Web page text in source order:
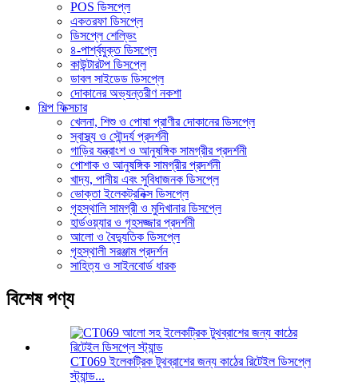
POS ডিসপ্লে
একতরফা ডিসপ্লে
ডিসপ্লে শেল্ভিং
৪-পার্শ্বযুক্ত ডিসপ্লে
কাউন্টারটপ ডিসপ্লে
ডাবল সাইডেড ডিসপ্লে
দোকানের অভ্যন্তরীণ নকশা
শিল্প ফিক্সচার
খেলনা, শিশু ও পোষা প্রাণীর দোকানের ডিসপ্লে
স্বাস্থ্য ও সৌন্দর্য প্রদর্শনী
গাড়ির যন্ত্রাংশ ও আনুষঙ্গিক সামগ্রীর প্রদর্শনী
পোশাক ও আনুষঙ্গিক সামগ্রীর প্রদর্শনী
খাদ্য, পানীয় এবং সুবিধাজনক ডিসপ্লে
ভোক্তা ইলেকট্রনিক্স ডিসপ্লে
গৃহস্থালি সামগ্রী ও মুদিখানার ডিসপ্লে
হার্ডওয়্যার ও গৃহসজ্জার প্রদর্শনী
আলো ও বৈদ্যুতিক ডিসপ্লে
গৃহস্থালী সরঞ্জাম প্রদর্শন
সাহিত্য ও সাইনবোর্ড ধারক
বিশেষ পণ্য
CT069 ইলেকট্রিক টুথব্রাশের জন্য কাঠের রিটেইল ডিসপ্লে
স্ট্যান্ড...